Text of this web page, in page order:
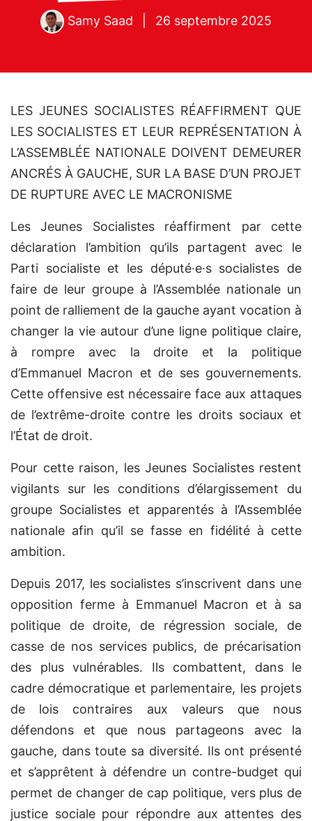
Samy Saad 26 septembre 2025
LES JEUNES SOCIALISTES RÉAFFIRMENT QUE
LES SOCIALISTES ET LEUR REPRÉSENTATION À
L’ASSEMBLÉE NATIONALE DOIVENT DEMEURER
ANCRÉS À GAUCHE, SUR LA BASE D’UN PROJET
DE RUPTURE AVEC LE MACRONISME
Les Jeunes Socialistes réaffirment par cette
déclaration l’ambition qu’ils partagent avec le
Parti socialiste et les député·e·s socialistes de
faire de leur groupe à l’Assemblée nationale un
point de ralliement de la gauche ayant vocation à
changer la vie autour d’une ligne politique claire,
à rompre avec la droite et la politique
d’Emmanuel Macron et de ses gouvernements.
Cette offensive est nécessaire face aux attaques
de l’extrême-droite contre les droits sociaux et
l’État de droit.
Pour cette raison, les Jeunes Socialistes restent
vigilants sur les conditions d’élargissement du
groupe Socialistes et apparentés à l’Assemblée
nationale afin qu’il se fasse en fidélité à cette
ambition.
Depuis 2017, les socialistes s’inscrivent dans une
opposition ferme à Emmanuel Macron et à sa
politique de droite, de régression sociale, de
casse de nos services publics, de précarisation
des plus vulnérables. Ils combattent, dans le
cadre démocratique et parlementaire, les projets
de lois contraires aux valeurs que nous
défendons et que nous partageons avec la
gauche, dans toute sa diversité. Ils ont présenté
et s’apprêtent à défendre un contre-budget qui
permet de changer de cap politique, vers plus de
justice sociale pour répondre aux attentes des